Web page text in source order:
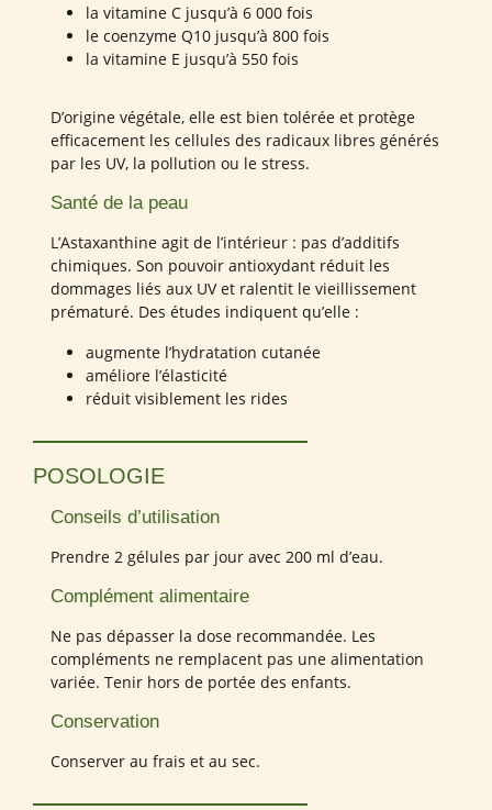
la vitamine C jusqu’à 6 000 fois
le coenzyme Q10 jusqu’à 800 fois
la vitamine E jusqu’à 550 fois
D’origine végétale, elle est bien tolérée et protège
efficacement les cellules des radicaux libres générés
par les UV, la pollution ou le stress.
Santé de la peau
L’Astaxanthine agit de l’intérieur : pas d’additifs
chimiques. Son pouvoir antioxydant réduit les
dommages liés aux UV et ralentit le vieillissement
prématuré. Des études indiquent qu’elle :
augmente l’hydratation cutanée
améliore l’élasticité
réduit visiblement les rides
POSOLOGIE
Conseils d’utilisation
Prendre 2 gélules par jour avec 200 ml d’eau.
Complément alimentaire
Ne pas dépasser la dose recommandée. Les
compléments ne remplacent pas une alimentation
variée. Tenir hors de portée des enfants.
Conservation
Conserver au frais et au sec.